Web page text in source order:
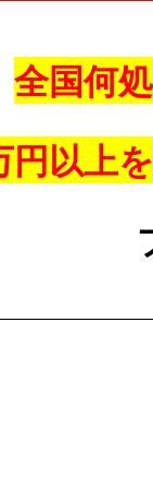
全国何
円以上